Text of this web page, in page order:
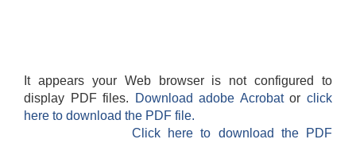
It appears your Web browser is not configured to
display PDF files.
Download adobe Acrobatorclick
here to download the PDF file.
Click here to download the PDF